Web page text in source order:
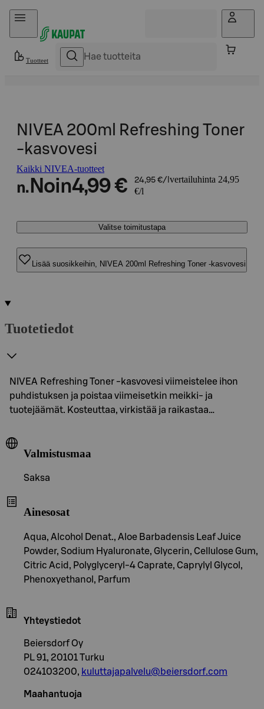
Hyppää sisältöön
Tuotteet
NIVEA 200ml Refreshing Toner
-kasvovesi
Kaikki NIVEA-tuotteet
n. Noin4,99 € 24,95 €/l vertailuhinta 24,95
€/l
Valitse toimitustapa
Lisää suosikkeihin, NIVEA 200ml Refreshing Toner -kasvovesi
Tuotetiedot
NIVEA Refreshing Toner -kasvovesi viimeistelee ihon
puhdistuksen ja poistaa viimeisetkin meikki- ja
tuotejäämät. Kosteuttaa, virkistää ja raikastaa…
Valmistusmaa
Saksa
Ainesosat
Aqua, Alcohol Denat., Aloe Barbadensis Leaf Juice
Powder, Sodium Hyaluronate, Glycerin, Cellulose Gum,
Citric Acid, Polyglyceryl-4 Caprate, Caprylyl Glycol,
Phenoxyethanol, Parfum
Yhteystiedot
Beiersdorf Oy
PL 91, 20101 Turku
024103200, kuluttajapalvelu@beiersdorf.com
Maahantuoja